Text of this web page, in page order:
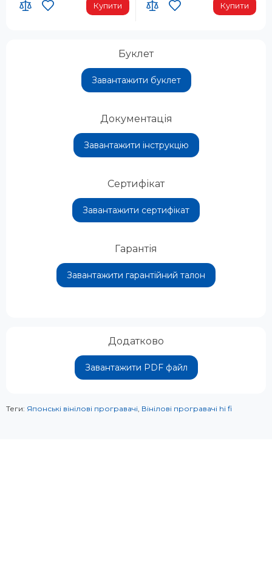
Купити Купити
Буклет
Завантажити буклет
Документація
Завантажити інструкцію
Сертифікат
Завантажити сертифікат
Гарантія
Завантажити гарантійний талон
Додатково
Завантажити PDF файл
Теги: Японські вінілові програвачі, Вінілові програвачі hi fi